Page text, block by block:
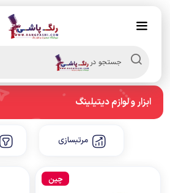
search
جستجو در
ابزار و لوازم دیتیلینگ
مرتبسازی
چین